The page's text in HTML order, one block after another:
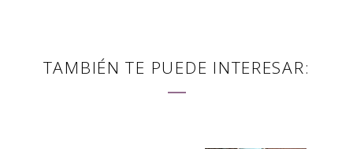
TAMBIÉN TE PUEDE INTERESAR: